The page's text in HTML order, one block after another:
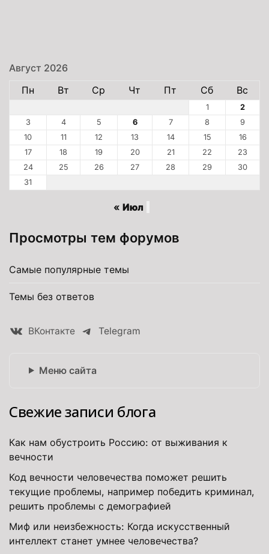
Август 2026
Пн
Вт Ср Чт Пт Сб Вс
1
2
3
4 5 6 7 8
9
10
11 12 13 14 15
16
17
18 19 20 21 22
23
24
25 26 27 28 29
30
31
« Июл
Просмотры тем форумов
Самые популярные темы
Темы без ответов
ВКонтакте Telegram
Меню сайта
Свежие записи блога
Как нам обустроить Россию: от выживания к
вечности
Код вечности человечества поможет решить
текущие проблемы, например победить криминал,
решить проблемы с демографией
Миф или неизбежность: Когда искусственный
интеллект станет умнее человечества?